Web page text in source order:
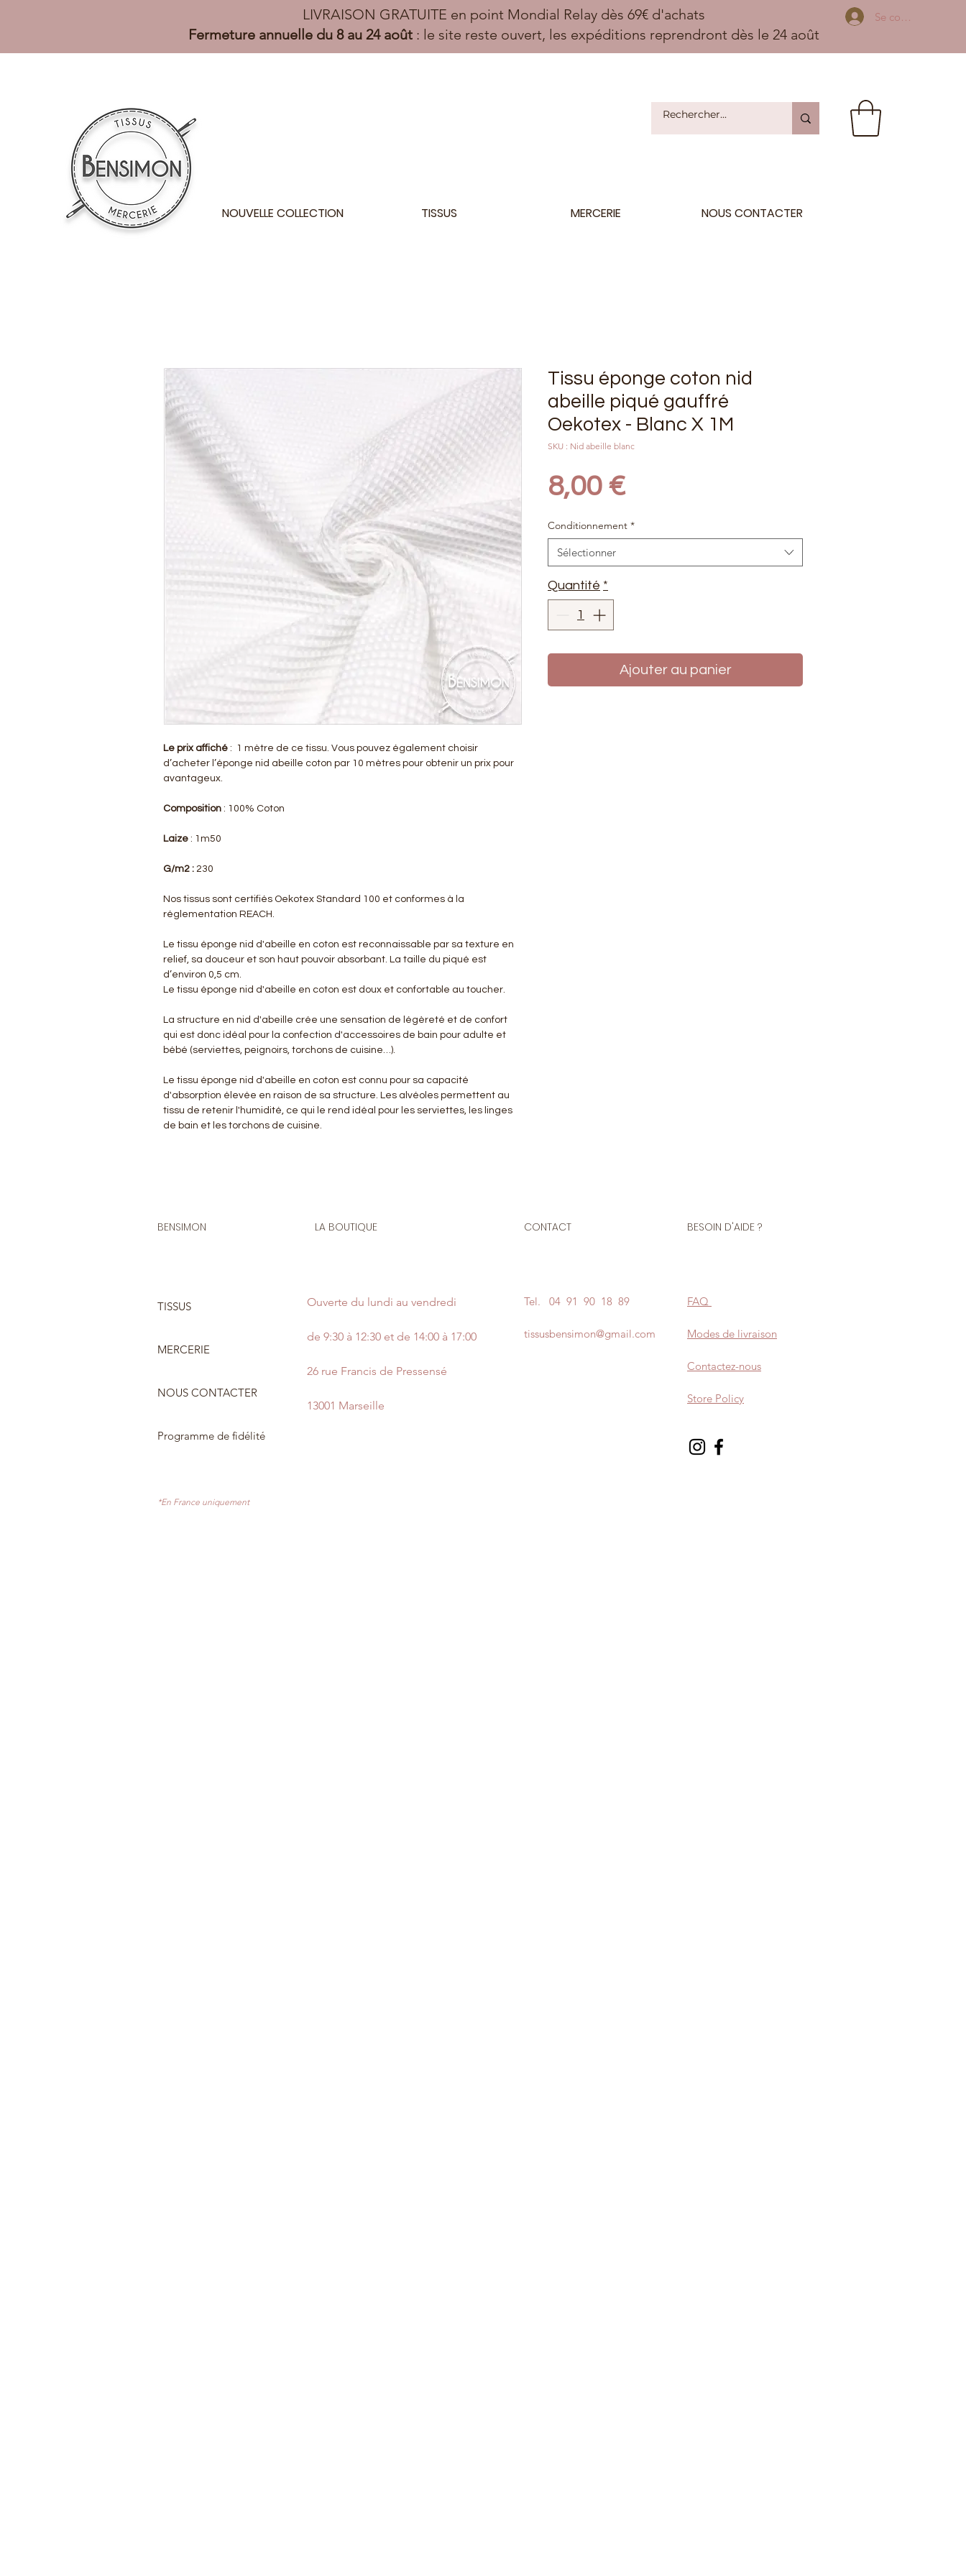
LIVRAISON GRATUITE en point Mondial Relay dès 69€ d'achats
Fermeture annuelle du 8 au 24 août: le site reste ouvert, les expéditions reprendront dès le 24 août
Se connecter
NOUVELLE COLLECTION TISSUS MERCERIE NOUS CONTACTER
Le prix affiché : 1 mètre de ce tissu. Vous pouvez également choisir
d’acheter l’éponge nid abeille coton par 10 mètres pour obtenir un prix pour
avantageux.
Composition : 100% Coton
Laize : 1m50
G/m2 : 230
Nos tissus sont certifiés Oekotex Standard 100 et conformes à la
réglementation REACH.
Le tissu éponge nid d'abeille en coton est reconnaissable par sa texture en
relief, sa douceur et son haut pouvoir absorbant. La taille du piqué est
d’environ 0,5 cm.
Le tissu éponge nid d'abeille en coton est doux et confortable au toucher.
La structure en nid d'abeille crée une sensation de légèreté et de confort
qui est donc idéal pour la confection d'accessoires de bain pour adulte et
bébé (serviettes, peignoirs, torchons de cuisine…).
Le tissu éponge nid d'abeille en coton est connu pour sa capacité
d'absorption élevée en raison de sa structure. Les alvéoles permettent au
tissu de retenir l'humidité, ce qui le rend idéal pour les serviettes, les linges
de bain et les torchons de cuisine.
Tissu éponge coton nid
abeille piqué gauffré
Oekotex - Blanc X 1M
SKU : Nid abeille blanc
8,00 €Prix
Conditionnement *
Sélectionner
Quantité *
Ajouter au panier
BENSIMON
TISSUS
MERCERIE
NOUS CONTACTER
Programme de fidélité
LA BOUTIQUE
Ouverte du lundi au vendredi
de 9:30 à 12:30 et de 14:00 à 17:00
26 rue Francis de Pressensé
13001 Marseille
CONTACT BESOIN D'AIDE ?
Tel. 04 91 90 18 89
tissusbensimon@gmail.com
FAQ
Modes de livraison
Contactez-nous
Store Policy
*En France uniquement